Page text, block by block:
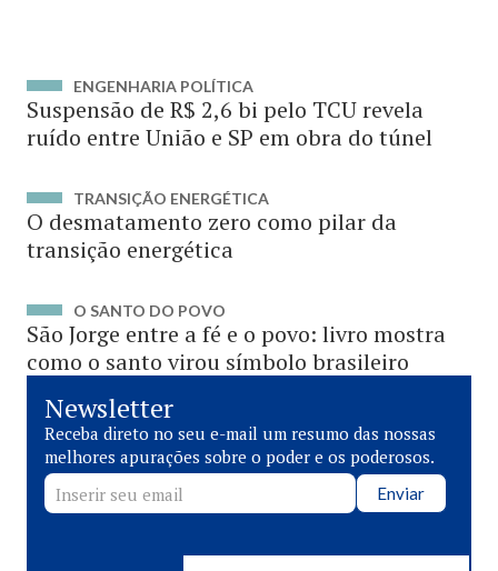
ENGENHARIA POLÍTICA
Suspensão de R$ 2,6 bi pelo TCU revela
ruído entre União e SP em obra do túnel
TRANSIÇÃO ENERGÉTICA
O desmatamento zero como pilar da
transição energética
O SANTO DO POVO
São Jorge entre a fé e o povo: livro mostra
como o santo virou símbolo brasileiro
Newsletter
Receba direto no seu e-mail um resumo das nossas
melhores apurações sobre o poder e os poderosos.
Enviar